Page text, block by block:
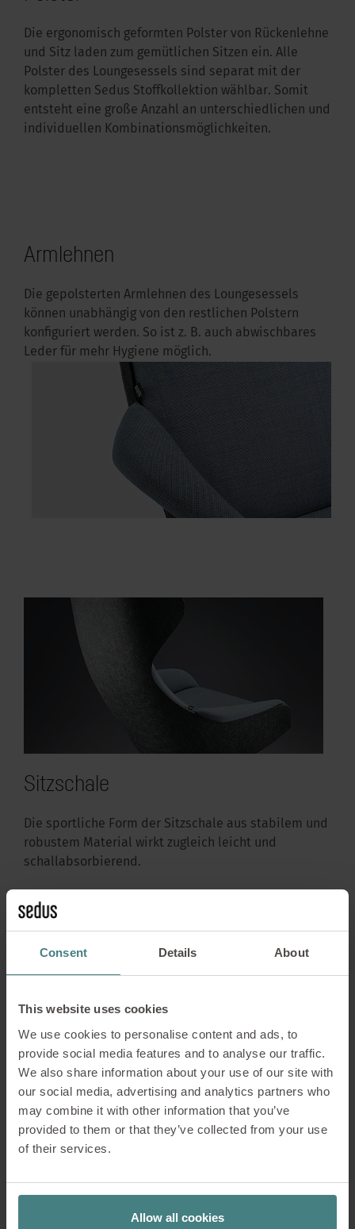
Consent Details About
This website uses cookies
We use cookies to personalise content and ads, to
provide social media features and to analyse our traffic.
We also share information about your use of our site with
our social media, advertising and analytics partners who
may combine it with other information that you’ve
provided to them or that they’ve collected from your use
of their services.
Allow all cookies
Die ergonomisch geformten Polster von Rückenlehne
und Sitz laden zum gemütlichen Sitzen ein. Alle
Polster des Loungesessels sind separat mit der
kompletten Sedus Stoffkollektion wählbar. Somit
entsteht eine große Anzahl an unterschiedlichen und
individuellen Kombinationsmöglichkeiten.
Armlehnen
Die gepolsterten Armlehnen des Loungesessels
können unabhängig von den restlichen Polstern
konfiguriert werden. So ist z. B. auch abwischbares
Leder für mehr Hygiene möglich.
Sitzschale
Die sportliche Form der Sitzschale aus stabilem und
robustem Material wirkt zugleich leicht und
schallabsorbierend.
Ohren
bietet Schutz für Privatsphäre.